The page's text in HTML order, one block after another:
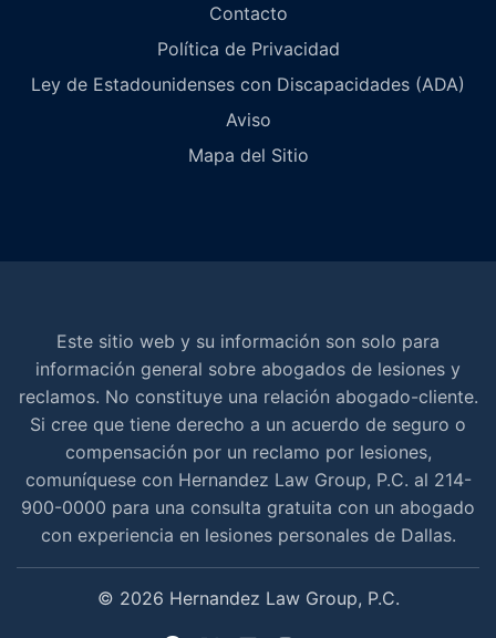
Contacto
Política de Privacidad
Ley de Estadounidenses con Discapacidades (ADA)
Aviso
Mapa del Sitio
Este sitio web y su información son solo para
información general sobre abogados de lesiones y
reclamos. No constituye una relación abogado-cliente.
Si cree que tiene derecho a un acuerdo de seguro o
compensación por un reclamo por lesiones,
comuníquese con Hernandez Law Group, P.C. al 214-
900-0000 para una consulta gratuita con un abogado
con experiencia en lesiones personales de Dallas.
© 2026 Hernandez Law Group, P.C.